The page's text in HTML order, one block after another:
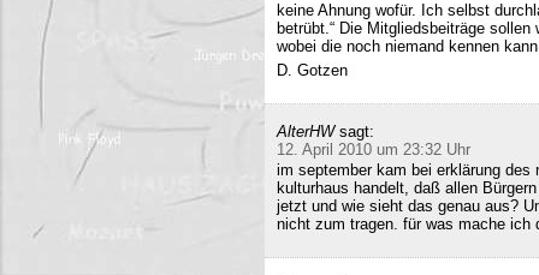
keine Ahnung wofür. Ich selbst
betrübt.“ Die Mitgliedsbeiträge
wobei die noch niemand kennen
D. Gotzen
AlterHW sagt:
12. April 2010 um 23:32 Uhr
im september kam bei erklärung
kulturhaus handelt, daß allen
jetzt und wie sieht das genau aus?
nicht zum tragen. für was mache ich